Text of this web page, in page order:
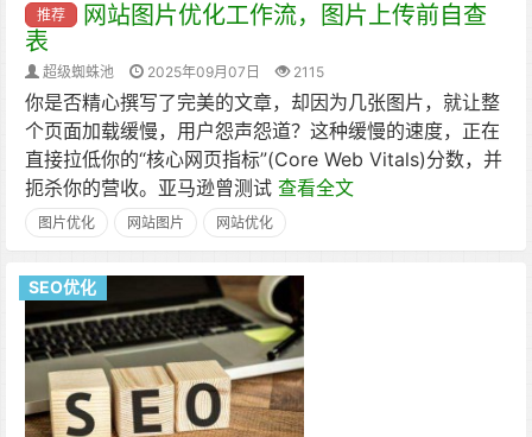
推荐
网站图片优化工作流，图片上传前自查
表
超级蜘蛛池 2025年09月07日 2115
你是否精心撰写了完美的文章，却因为几张图片，就让整
个页面加载缓慢，用户怨声怨道？这种缓慢的速度，正在
直接拉低你的“核心网页指标”(Core Web Vitals)分数，并
扼杀你的营收。亚马逊曾测试 查看全文
图片优化 网站图片 网站优化
SEO优化